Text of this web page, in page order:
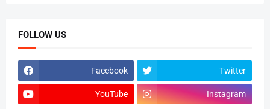
FOLLOW US
Facebook Twitter
YouTube Instagram